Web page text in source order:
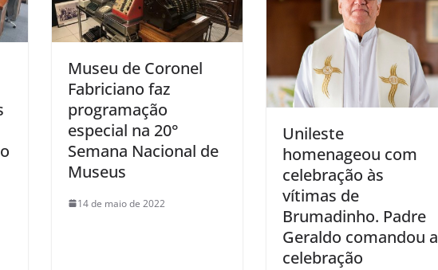
Museu de Coronel
Fabriciano faz
programação
especial na 20°
Semana Nacional de
Museus
14 de maio de 2022
Unileste
homenageou com
celebração às
vítimas de
Brumadinho. Padre
Geraldo comandou a
celebração